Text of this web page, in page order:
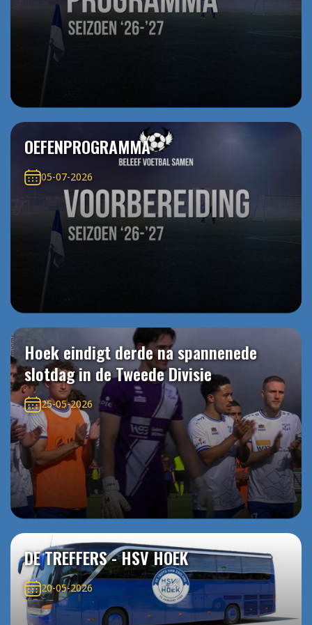
OEFENPROGRAMMA
05-07-2026
Hoek eindigt derde na spannenede
slotdag in de Tweede Divisie
25-05-2026
DE TREFFERS - HSV HOEK
20-05-2026